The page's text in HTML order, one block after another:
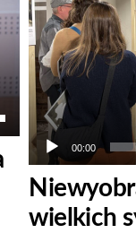
00:00
wielkich